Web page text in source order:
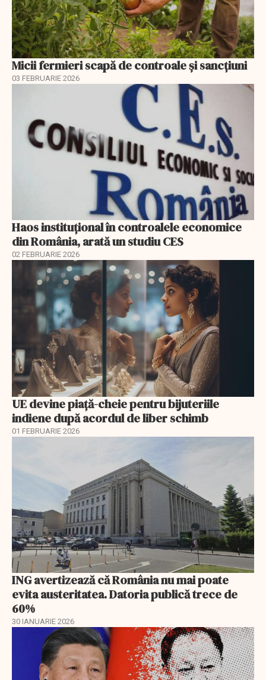
Micii fermieri scapă de controale și sancțiuni
03 FEBRUARIE 2026
Haos instituțional în controalele economice
din România, arată un studiu CES
02 FEBRUARIE 2026
UE devine piață-cheie pentru bijuteriile
indiene după acordul de liber schimb
01 FEBRUARIE 2026
ING avertizează că România nu mai poate
evita austeritatea. Datoria publică trece de
60%
30 IANUARIE 2026